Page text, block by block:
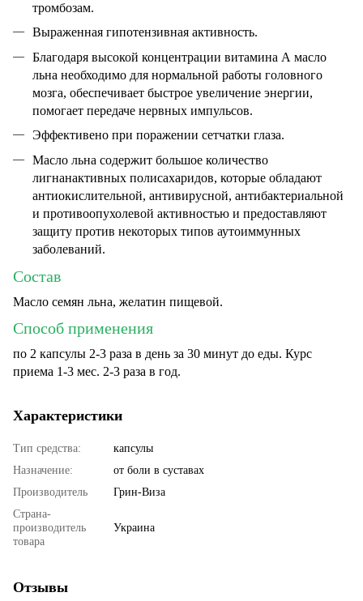
тромбозам.
Выраженная гипотензивная активность.
Благодаря высокой концентрации витамина А масло
льна необходимо для нормальной работы голов­ного
мозга, обеспечивает быстрое увеличение энергии,
помогает переда­че нервных импульсов.
Эффективено при поражении сетчатки глаза.
Масло льна содержит большое количество
лигнанактивных полисахаридов, которые обладают
антиокислительной, антивирус­ной, антибактериальной
и противоопухолевой активностью и предоставляют
защиту против некоторых типов аутоиммунных
заболеваний.
Состав
Масло семян льна, желатин пищевой.
Способ применения
по 2 капсулы 2-3 раза в день за 30 минут до еды. Курс
приема 1-3 мес. 2-3 раза в год.
Характеристики
Тип средства:
капсулы
Назначение:
от боли в суставах
Производитель
Грин-Виза
Страна-
производитель
товара
Украина
Отзывы